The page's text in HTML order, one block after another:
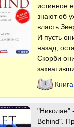
истинное
знают об
власть
И пусть
назад,
Скорби
"Николае"
Behind".